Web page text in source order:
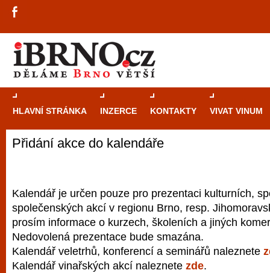
HLAVNÍ STRÁNKA INZERCE KONTAKTY VIVAT VINUM
Přidání akce do kalendáře
Kalendář je určen pouze pro prezentaci kulturních,
společenských akcí v regionu Brno, resp.
prosím informace o kurzech, školeních a jiných
Nedovolená prezentace bude smazána.
Kalendář veletrhů, konferencí a seminářů naleznete
Kalendář vinařských akcí naleznete zde.
automaty
Brno je
zajímavé
restaurace,
Mimo jiné je ale také místem, kde si